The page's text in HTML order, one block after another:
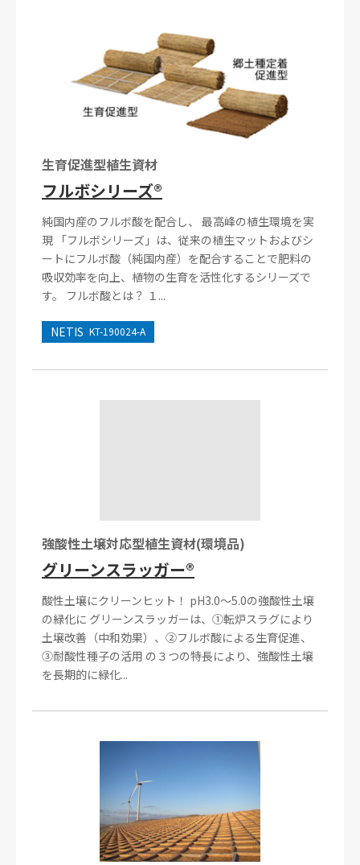
生育促進型植生資材
フルボシリーズ®
純国内産のフルボ酸を配合し、 最高峰の植生環境を実
現 「フルボシリーズ」は、従来の植生マットおよびシ
ートにフルボ酸（純国内産）を配合することで肥料の
吸収効率を向上、植物の生育を活性化するシリーズで
す。 フルボ酸とは？ １...
NETIS KT-190024-A
強酸性土壌対応型植生資材(環境品)
グリーンスラッガー®
酸性土壌にクリーンヒット！ pH3.0～5.0の強酸性土壌
の緑化に グリーンスラッガーは、①転炉スラグにより
土壌改善（中和効果）、②フルボ酸による生育促進、
③耐酸性種子の活用 の３つの特長により、強酸性土壌
を長期的に緑化...